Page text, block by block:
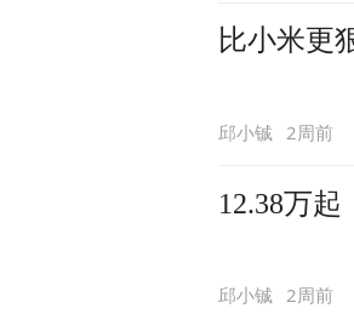
比小米更
邱小铖 2周前
12.38万
邱小铖 2周前